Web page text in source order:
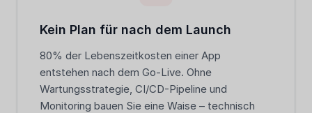
Kein Plan für nach dem Launch
80% der Lebenszeitkosten einer App
entstehen nach dem Go-Live. Ohne
Wartungsstrategie, CI/CD-Pipeline und
Monitoring bauen Sie eine Waise – technisch